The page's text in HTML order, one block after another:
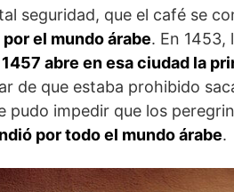
seguridad, que el café se
el mundo árabe. En
abre en esa ciudad la
de que estaba prohibido
pudo impedir que los
por todo el mundo árabe.